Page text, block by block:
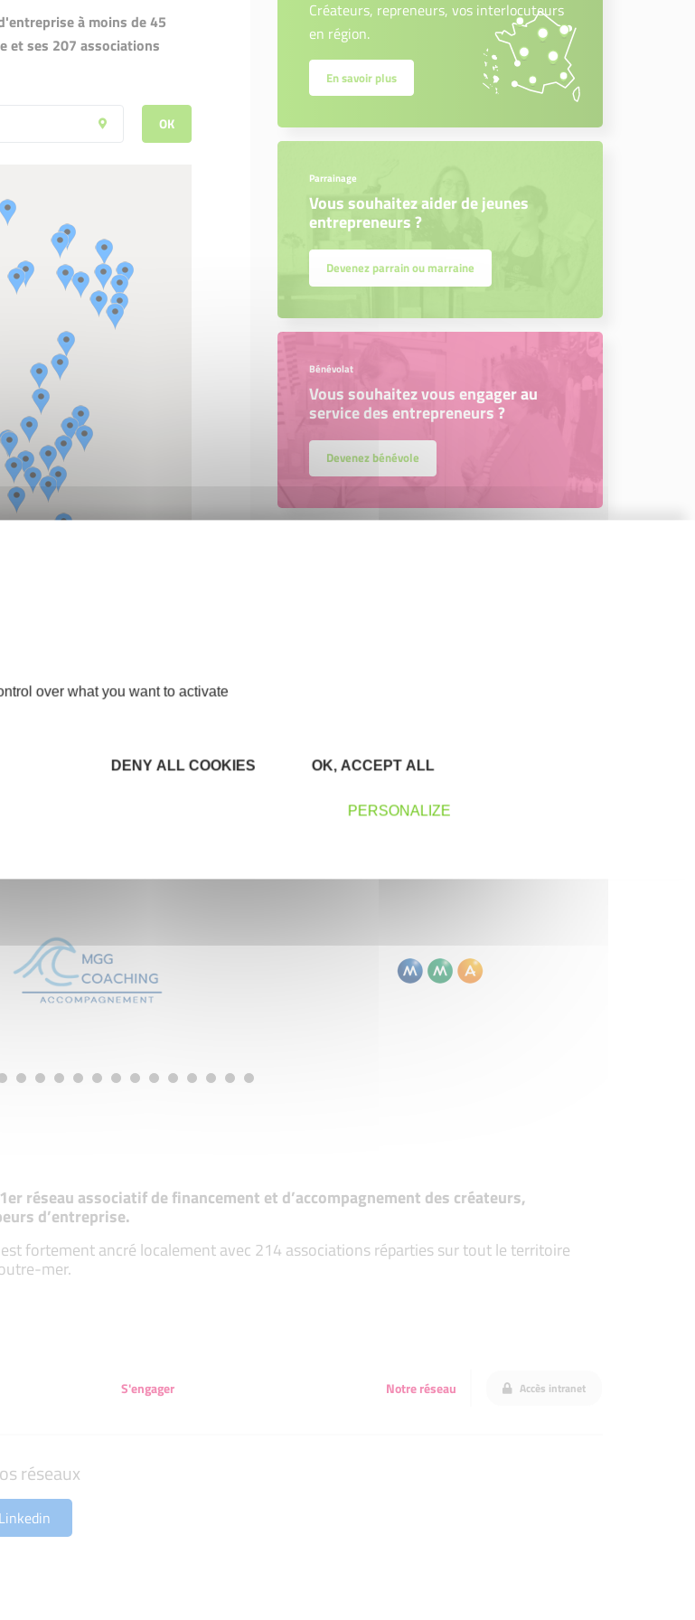
à moins de 45
et ses 207 associations
OK
Créateurs, repreneurs, vos interlocuteurs
en région.
En savoir plus
Parrainage
Vous souhaitez aider de jeunes
entrepreneurs ?
Devenez parrain ou marraine
Bénévolat
Vous souhaitez vous engager au
service des entrepreneurs ?
Devenez bénévole
réseau associatif de financement et d’accompagnement des créateurs,
d’entreprise.
fortement ancré localement avec 214 associations réparties sur tout le territoire
mer.
S'engager Notre réseau Accès intranet
réseaux
Linkedin
over what you want to activate
OK, ACCEPT ALL
DENY ALL COOKIES
PERSONALIZE